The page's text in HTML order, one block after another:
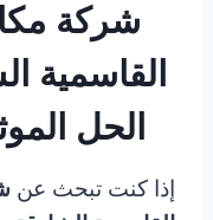
شركة
الحل
إذا كنت تبحث عن